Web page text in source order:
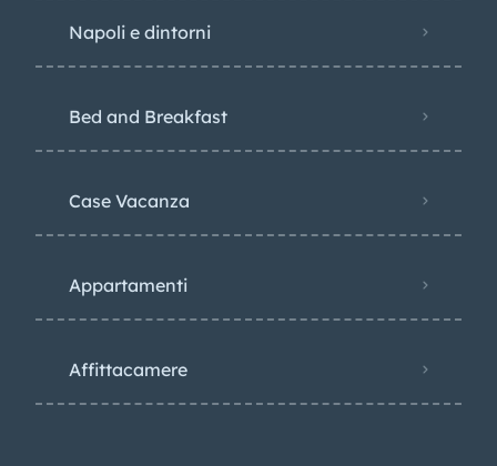
Napoli e dintorni
Bed and Breakfast
Case Vacanza
Appartamenti
Affittacamere